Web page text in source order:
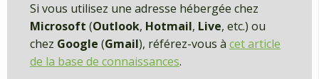
Si vous utilisez une adresse hébergée chez
Microsoft (Outlook, Hotmail, Live, etc.) ou
chez Google (Gmail), référez-vous à cet article
de la base de connaissances.